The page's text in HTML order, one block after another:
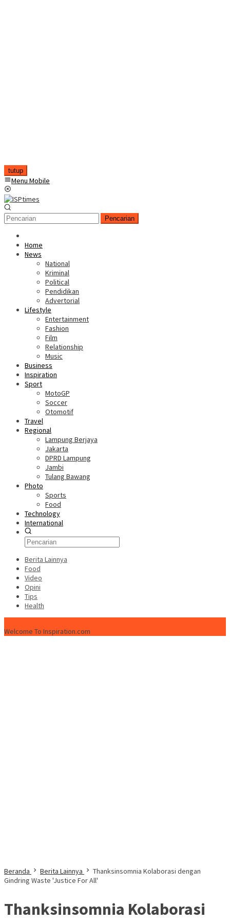
tutup
Menu Mobile
Pencarian
Home
News
National
Kriminal
Political
Pendidikan
Advertorial
Lifestyle
Entertainment
Fashion
Film
Relationship
Music
Business
Inspiration
Sport
MotoGP
Soccer
Otomotif
Travel
Regional
Lampung Berjaya
Jakarta
DPRD Lampung
Jambi
Tulang Bawang
Photo
Sports
Food
Technology
International
Berita Lainnya
Food
Video
Opini
Tips
Health
Welcome To Inspiration.com
Beranda Berita Lainnya
Thanksinsomnia Kolaborasi dengan
Gindring Waste 'Justice For All'
Thanksinsomnia Kolaborasi